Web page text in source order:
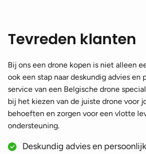
Tevreden klanten
Bij ons een drone kopen is niet alleen
ook een stap naar deskundig advies en
service van een Belgische drone
bij het kiezen van de juiste drone voor
behoeften en zorgen voor een vlotte
ondersteuning.
Deskundig advies en